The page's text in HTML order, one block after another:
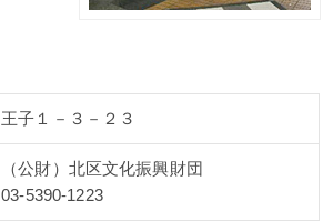
王子１－３－２３
（公財）北区文化振興財団
03-5390-1223